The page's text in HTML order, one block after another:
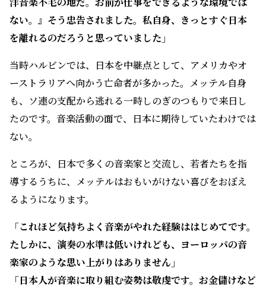
ない。』そう忠告されました。私自身、きっとすぐ日本
を離れるのだろうと思っていました」
当時ハルビンでは、日本を中継点として、アメリカやオ
ーストラリアへ向かう亡命者が多かった。メッテル自身
も、ソ連の支配から逃れる一時しのぎのつもりで来日し
たのです。音楽活動の面で、日本に期待していたわけでは
ない。
ところが、日本で多くの音楽家と交流し、若者たちを指
導するうちに、メッテルはおもいがけない喜びをおぼえ
るようになります。
「これほど気持ちよく音楽がやれた経験ははじめてです。
たしかに、演奏の水準は低いけれども、ヨーロッパの音
楽家のような思い上がりはありません」
「日本人が音楽に取り組む姿勢は敬虔です。お金儲けなど